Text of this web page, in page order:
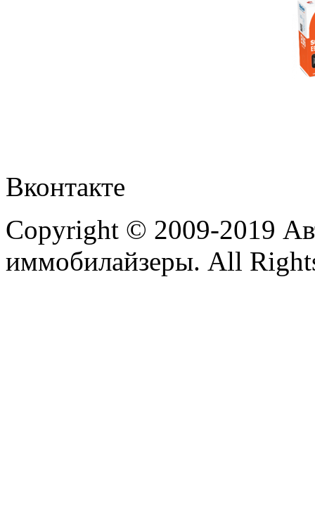
Вконтакте
Copyright © 2009-2019
иммобилайзеры. All